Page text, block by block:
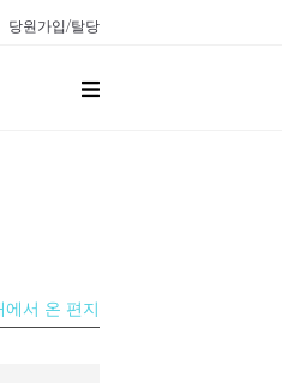
당원가입/탈당
에서 온 편지